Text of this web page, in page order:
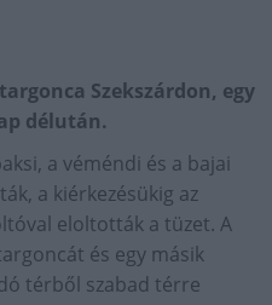
Szekszárdon, egy
délután.
a véméndi és a bajai
a kiérkezésükig az
eloltották a tüzet. A
és egy másik
térből szabad térre